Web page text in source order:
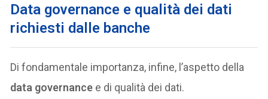
Data governance e qualità dei dati
richiesti dalle banche
Di fondamentale importanza, infine, l’aspetto della
data governance e di qualità dei dati.